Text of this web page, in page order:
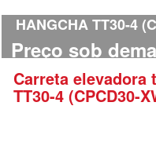
HANGCHA TT30-4
Preço sob
Carreta
TT30-4 (CPCD30-